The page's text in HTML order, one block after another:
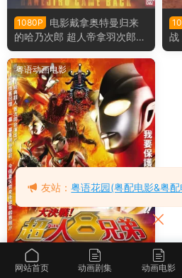
1080P
电影戴拿奥特曼归来
的哈乃次郎 超人帝拿羽次郎之
回归粤语版
战
特
粤语动画电影
网站首页 动画剧集 动画电影
友站：粤语花园(粤配电影&粤